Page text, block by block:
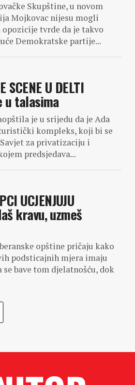
Skupštine, u novom
Mojkovac nijesu mogli
tvrde da je takvo
Demokratske partije...
SCENE U DELTI
u talasima
je u srijedu da je Ada
kompleks, koji bi se
za privatizaciju i
predsjedava...
UCJENJUJU
kravu, uzmeš
opštine pričaju kako
podsticajnih mjera imaju
se bave tom djelatnošću, dok